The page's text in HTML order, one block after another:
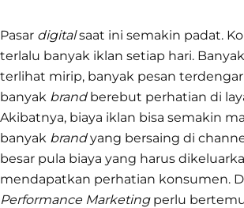
Pasar digitalsaat ini semakin padat.
terlalu banyak iklan setiap hari.
terlihat mirip, banyak pesan terdengar
banyak brandberebut perhatian di
Akibatnya, biaya iklan bisa semakin
banyak brandyang bersaing di
besar pula biaya yang harus
mendapatkan perhatian konsumen.
Performance Marketingperlu